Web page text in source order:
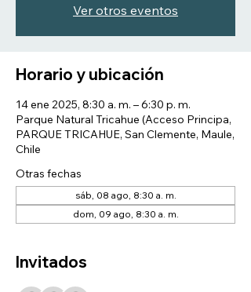
Ver otros eventos
Horario y ubicación
14 ene 2025, 8:30 a. m. – 6:30 p. m.
Parque Natural Tricahue (Acceso Principa,
PARQUE TRICAHUE, San Clemente, Maule,
Chile
Otras fechas
sáb, 08 ago, 8:30 a. m.
dom, 09 ago, 8:30 a. m.
Invitados